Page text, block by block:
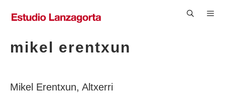
mikel erentxun
Mikel Erentxun, Altxerri